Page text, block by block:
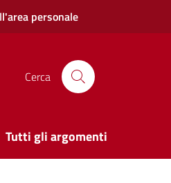
personale
Cerca
Tutti gli argomenti